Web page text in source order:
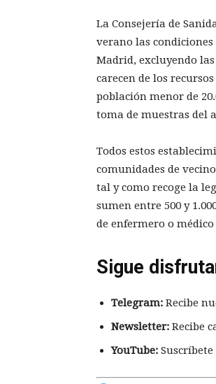
La Consejería de
verano las
Madrid, excluyendo
carecen de los
población menor de
toma de muestras del
Todos estos
comunidades de
tal y como recoge la
sumen entre 500 y
de enfermero o
Sigue
Telegram: Recibe
Newsletter: Recibe
YouTube: